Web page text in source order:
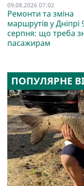
09.08.2026 07:02
Ремонти та зміна
маршрутів у Дніпрі
серпня: що треба
пасажирам
ПОПУЛЯРНЕ